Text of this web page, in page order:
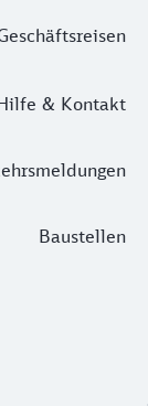
& Kontakt
Baustellen